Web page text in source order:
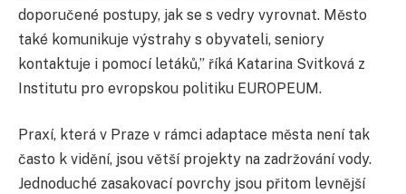
doporučené postupy, jak se s vedry vyrovnat. Město
také komunikuje výstrahy s obyvateli, seniory
kontaktuje i pomocí letáků,” říká Katarina Svitková z
Institutu pro evropskou politiku EUROPEUM.
Praxí, která v Praze v rámci adaptace města není tak
často k vidění, jsou větší projekty na zadržování vody.
Jednoduché zasakovací povrchy jsou přitom levnější